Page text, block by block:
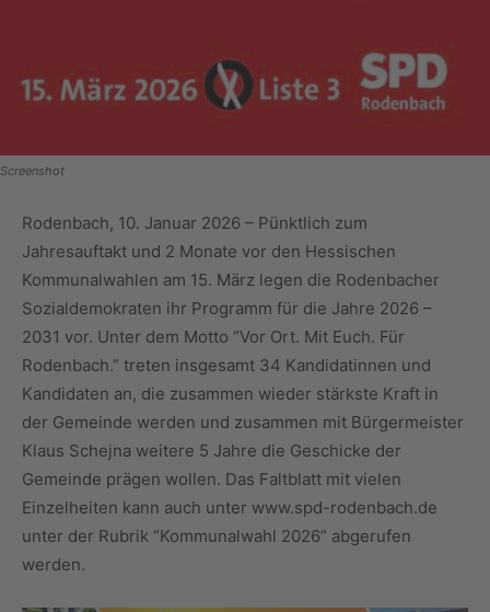
Screenshot
Rodenbach, 10. Januar 2026 – Pünktlich zum
Jahresauftakt und 2 Monate vor den Hessischen
Kommunalwahlen am 15. März legen die Rodenbacher
Sozialdemokraten ihr Programm für die Jahre 2026 –
2031 vor. Unter dem Motto “Vor Ort. Mit Euch. Für
Rodenbach.” treten insgesamt 34 Kandidatinnen und
Kandidaten an, die zusammen wieder stärkste Kraft in
der Gemeinde werden und zusammen mit Bürgermeister
Klaus Schejna weitere 5 Jahre die Geschicke der
Gemeinde prägen wollen. Das Faltblatt mit vielen
Einzelheiten kann auch unter www.spd-rodenbach.de
unter der Rubrik “Kommunalwahl 2026” abgerufen
werden.